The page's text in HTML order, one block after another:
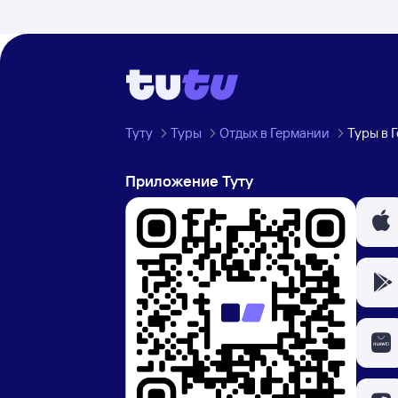
Туту Туры Отдых в Германии Туры в
Приложение Туту